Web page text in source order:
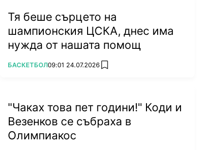
Тя беше сърцето на
шампионския ЦСКА, днес има
нужда от нашата помощ
ПОВЕЧЕ ОТ
БАСКЕТБОЛ09:01 24.07.2026 add favorites
"Чаках това пет години!" Коди и
Везенков се събраха в
Олимпиакос